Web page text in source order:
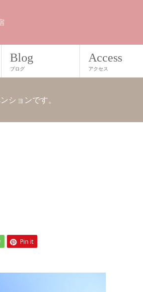
Blog
ブログ
Access
アクセス
ションです。
Pin it